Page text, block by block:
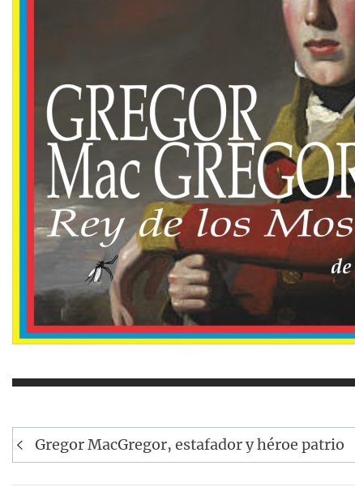
Navegación
de
Gregor MacGregor, estafador y héroe patrio